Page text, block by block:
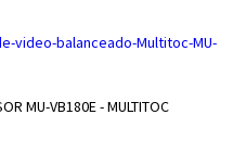
MU-VB180E - MULTITOC